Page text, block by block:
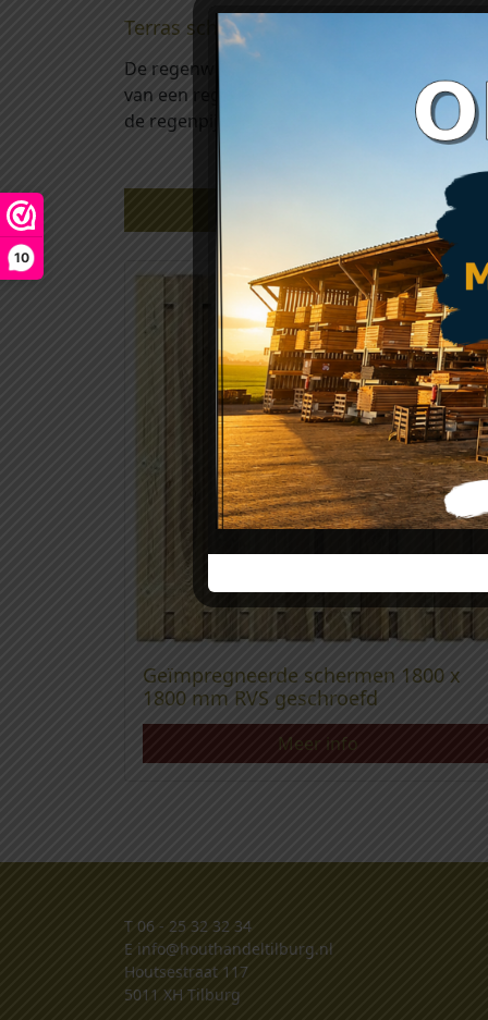
10
Terras scherm beugel (hemelwater
De regenwaterafvoer beugel (ook wel
van een regenpijp aan de muur en aan de
de regenpijp er tussenin!
Gerelateerde producten
Geïmpregneerde schermen 1800 x
1800 mm RVS geschroefd
Meer info
T 06 - 25 32 32 34
E info@houthandeltilburg.nl
Houtsestraat 117
5011 XH Tilburg